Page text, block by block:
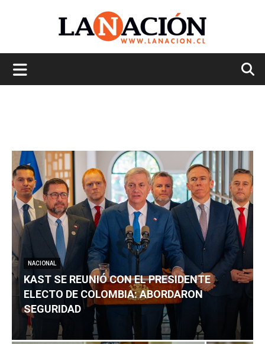
NACIONAL
KAST SE REUNIÓ CON EL PRESIDENTE
ELECTO DE COLOMBIA: ABORDARON
SEGURIDAD